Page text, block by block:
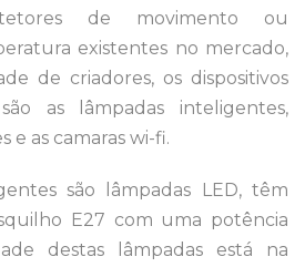
de movimento ou
existentes no mercado,
de criadores, os dispositivos
as lâmpadas inteligentes,
e as camaras wi-fi.
são lâmpadas LED, têm
E27 com uma potência
destas lâmpadas está na